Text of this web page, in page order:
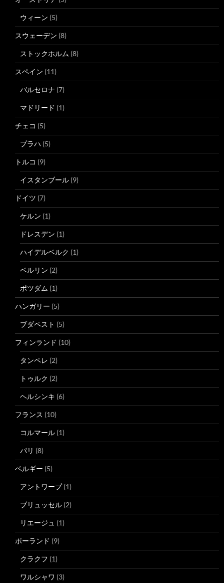
ウィーン (5)
スウェーデン (8)
ストックホルム (8)
スペイン (11)
バルセロナ (7)
マドリード (1)
チェコ (5)
プラハ (5)
トルコ (9)
イスタンブール (9)
ドイツ (7)
ケルン (1)
ドレスデン (1)
ハイデルベルク (1)
ベルリン (2)
ポツダム (1)
ハンガリー (5)
ブダペスト (5)
フィンランド (10)
タンペレ (2)
トゥルク (2)
ヘルシンキ (6)
フランス (10)
コルマール (1)
パリ (8)
ベルギー (5)
アントワープ(1)
ブリュッセル (2)
リエージュ (1)
ポーランド (9)
クラクフ (1)
ワルシャワ (3)